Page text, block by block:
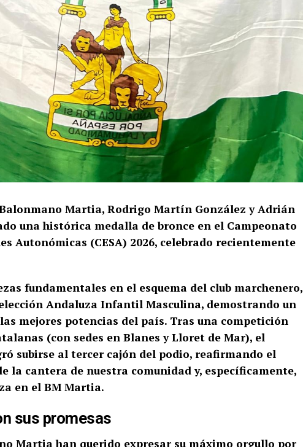
Martia, Rodrigo Martín González y Adrián
una histórica medalla de bronce en el Campeonato
Autonómicas (CESA) 2026, celebrado recientemente
fundamentales en el esquema del club marchenero,
Andaluza Infantil Masculina, demostrando un
mejores potencias del país. Tras una competición
(con sedes en Blanes y Lloret de Mar), el
subirse al tercer cajón del podio, reafirmando el
la cantera de nuestra comunidad y, específicamente,
en el BM Martia.
sus promesas
Martia han querido expresar su máximo orgullo por